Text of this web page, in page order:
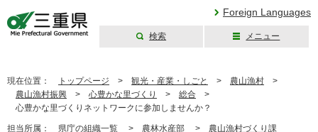
Foreign Languages
検索 メニュー
現在位置： トップページ > 観光・産業・しごと > 農山漁村 >
農山漁村振興 > 心豊かな里づくり > 総合 >
心豊かな里づくりネットワークに参加しませんか？
担当所属： 県庁の組織一覧 > 農林水産部 > 農山漁村づくり課